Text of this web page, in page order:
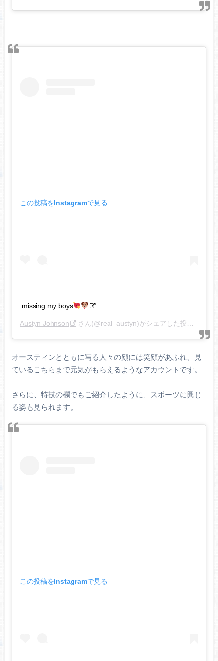
この投稿をInstagramで見る
missing my boys
Austyn Johnson さん(@real_austyn)がシェアした投稿 –
オースティンとともに写る人々の顔には笑顔があふれ、見
ているこちらまで元気がもらえるようなアカウントです。
さらに、特技の欄でもご紹介したように、スポーツに興じ
る姿も見られます。
この投稿をInstagramで見る